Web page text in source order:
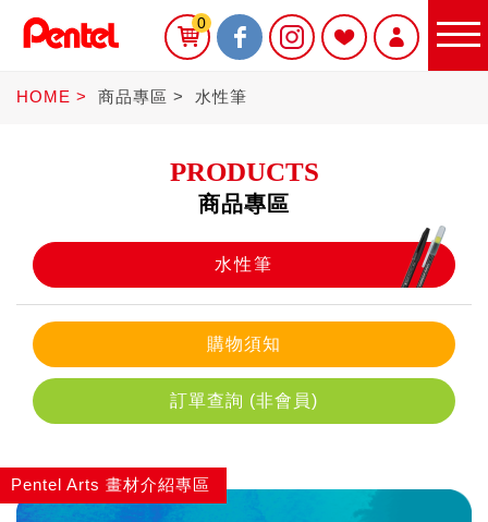
限定商品
書寫筆
Sterling
0
HOME 商品專區 水性筆
PRODUCTS
商品專區
水性筆
購物須知
訂單查詢 (非會員)
Pentel Arts 畫材介紹專區